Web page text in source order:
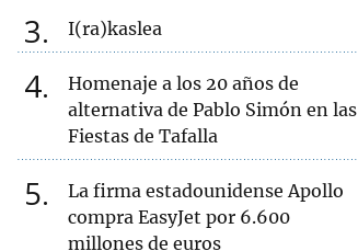
3 I(ra)kaslea
4
Homenaje a los 20 años de
alternativa de Pablo Simón en las
Fiestas de Tafalla
5
La firma estadounidense Apollo
compra EasyJet por 6.600
millones de euros